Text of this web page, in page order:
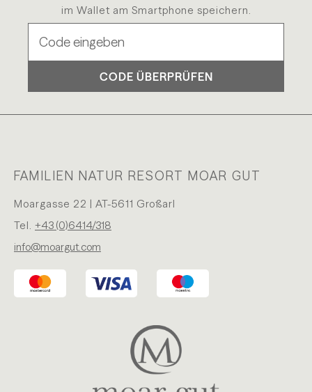
im Wallet am Smartphone speichern.
CODE ÜBERPRÜFEN
FAMILIEN NATUR RESORT MOAR GUT
Moargasse 22 | AT-5611 Großarl
Tel. +43 (0)6414/318
info@moargut.com